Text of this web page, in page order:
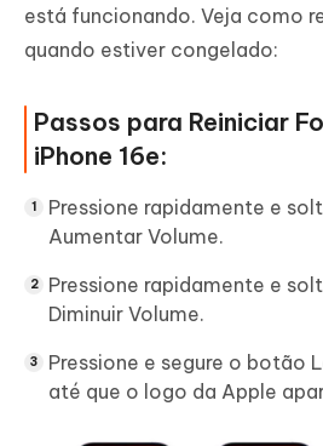
está funcionando. Veja como
quando estiver congelado:
Passos para Reiniciar
iPhone 16e:
Pressione rapidamente e
Aumentar Volume.
Pressione rapidamente e
Diminuir Volume.
Pressione e segure o botão
até que o logo da Apple